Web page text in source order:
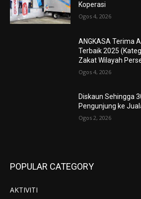
Koperasi
Ogos 4, 2026
ANGKASA Terima
Terbaik 2025
Zakat Wilayah
Ogos 4, 2026
Diskaun Sehingga
Pengunjung ke
Ogos 2, 2026
POPULAR CATEGORY
AKTIVITI